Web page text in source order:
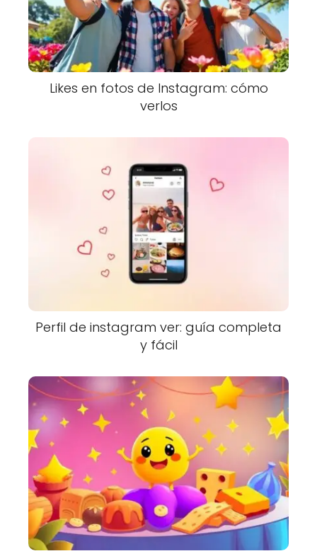
Likes en fotos de Instagram: cómo
verlos
Perfil de instagram ver: guía completa
y fácil